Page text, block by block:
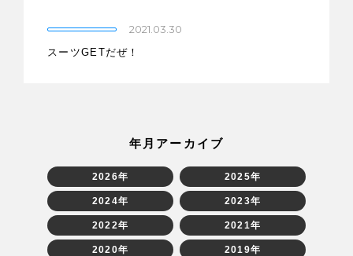
2021.03.30
スーツGETだぜ！
年月アーカイブ
2026年 2025年
2024年 2023年
2022年 2021年
2020年 2019年